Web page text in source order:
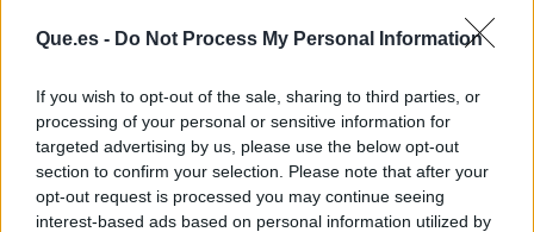
Que.es - Do Not Process My Personal Information
If you wish to opt-out of the sale, sharing to third parties, or
processing of your personal or sensitive information for
targeted advertising by us, please use the below opt-out
section to confirm your selection. Please note that after your
opt-out request is processed you may continue seeing
interest-based ads based on personal information utilized by